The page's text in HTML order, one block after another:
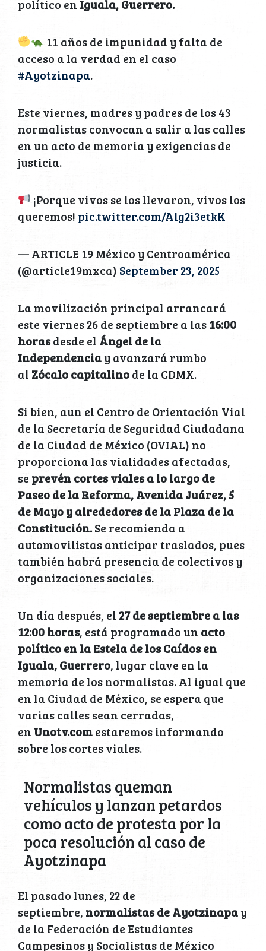
político en Iguala, Guerrero.
11 años de impunidad y falta de
acceso a la verdad en el caso
#Ayotzinapa.
Este viernes, madres y padres de los 43
normalistas convocan a salir a las calles
en un acto de memoria y exigencias de
justicia.
¡Porque vivos se los llevaron, vivos los
queremos! pic.twitter.com/Alg2i3etkK
— ARTICLE 19 México y Centroamérica
(@article19mxca) September 23, 2025
La movilización principal arrancará
este viernes 26 de septiembre a las16:00
horasdesde el Ángel de la
Independenciay avanzará rumbo
al Zócalo capitalinode la CDMX.
Si bien, aun el Centro de Orientación Vial
de la Secretaría de Seguridad Ciudadana
de la Ciudad de México (OVIAL) no
proporciona las vialidades afectadas,
se prevén cortes viales a lo largo de
Paseo de la Reforma, Avenida Juárez, 5
de Mayo y alrededores de la Plaza de la
Constitución.Se recomienda a
automovilistas anticipar traslados, pues
también habrá presencia de colectivos y
organizaciones sociales.
Un día después, el 27 de septiembre a las
12:00 horas, está programado un acto
político en la Estela de los Caídos en
Iguala, Guerrero, lugar clave en la
memoria de los normalistas. Al igual que
en la Ciudad de México, se espera que
varias calles sean cerradas,
en Unotv.comestaremos informando
sobre los cortes viales.
Normalistas queman
vehículos y lanzan petardos
como acto de protesta por la
poca resolución al caso de
Ayotzinapa
El pasado lunes, 22 de
septiembre, normalistas de Ayotzinapay
de la Federación de Estudiantes
Campesinos y Socialistas de México